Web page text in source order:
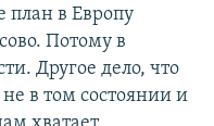
план в Европу
Потому в
Другое дело, что
в том состоянии и